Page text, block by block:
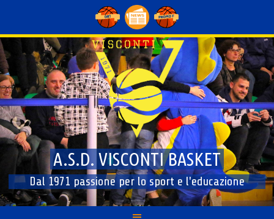
content
A.S.D. VISCONTI BASKET
Dal 1971 passione per lo sport e l'educazione